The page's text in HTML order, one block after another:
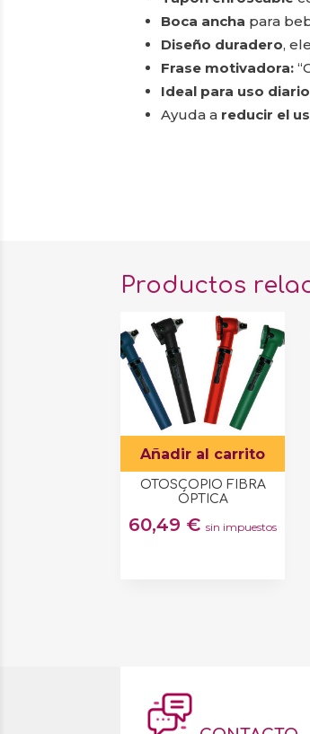
Boca ancha para
Diseño duradero,
Frase motivadora:
Ideal para uso diario
Ayuda a reducir el
Productos
Añadir al carrito
OTOSCOPIO FIBRA
ÓPTICA
60,49 € sin impuestos